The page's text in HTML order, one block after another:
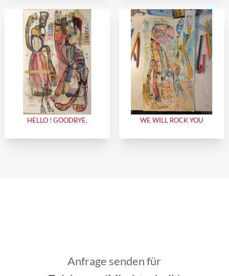
HELLO ! GOODBYE. WE WILL ROCK YOU
Anfrage senden für